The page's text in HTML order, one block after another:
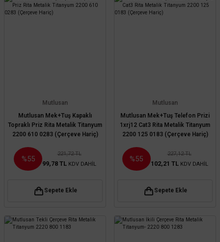
Mutlusan
Mutlusan Mek+Tuş Kapaklı
Topraklı Priz Rita Metalik Titanyum
2200 610 0283 (Çerçeve Hariç)
%55
221,72 TL
99,78 TL KDV DAHİL
Sepete Ekle
Mutlusan
Mutlusan Mek+Tuş Telefon Prizi
1xrj12 Cat3 Rita Metalik Titanyum
2200 125 0183 (Çerçeve Hariç)
%55
227,12 TL
102,21 TL KDV DAHİL
Sepete Ekle